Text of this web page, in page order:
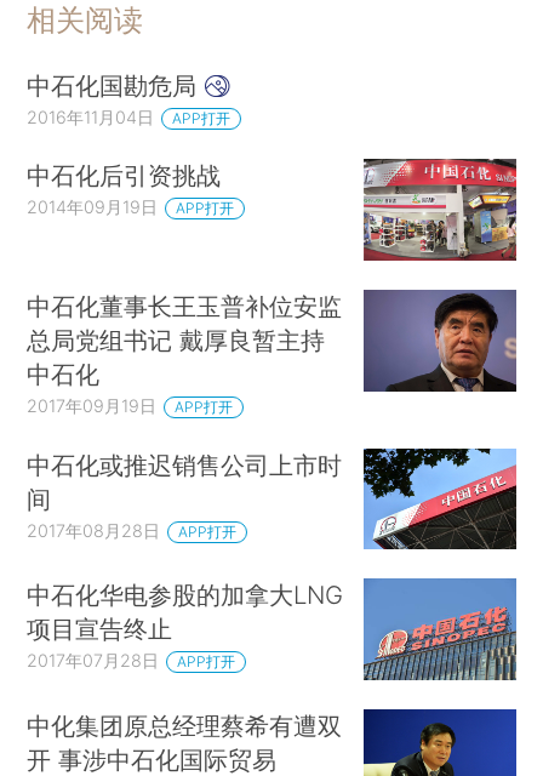
相关阅读
中石化国勘危局
2016年11月04日 APP打开
中石化后引资挑战
2014年09月19日 APP打开
中石化董事长王玉普补位安监
总局党组书记 戴厚良暂主持
中石化
2017年09月19日 APP打开
中石化或推迟销售公司上市时
间
2017年08月28日 APP打开
中石化华电参股的加拿大LNG
项目宣告终止
2017年07月28日 APP打开
中化集团原总经理蔡希有遭双
开 事涉中石化国际贸易